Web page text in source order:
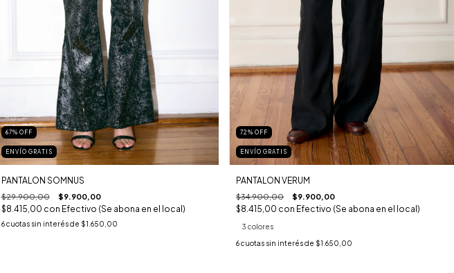
67% OFF
ENVÍO GRATIS
PANTALON SOMNUS
$29.900,00 $9.900,00
$8.415,00 con Efectivo (Se abona en el local)
6 cuotas sin interés de $1.650,00
72%OFF
ENVÍO GRATIS
PANTALON VERUM
$34.900,00 $9.900,00
$8.415,00 con Efectivo (Se abona en el local)
3 colores
6cuotas sin interés de $1.650,00